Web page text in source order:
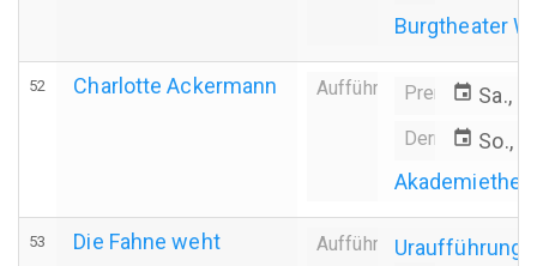
Burgtheater
52 Charlotte Ackermann AufführungPremiere
event Sa.,
Derniere
event So.,
53 Die Fahne weht AufführungUraufführung